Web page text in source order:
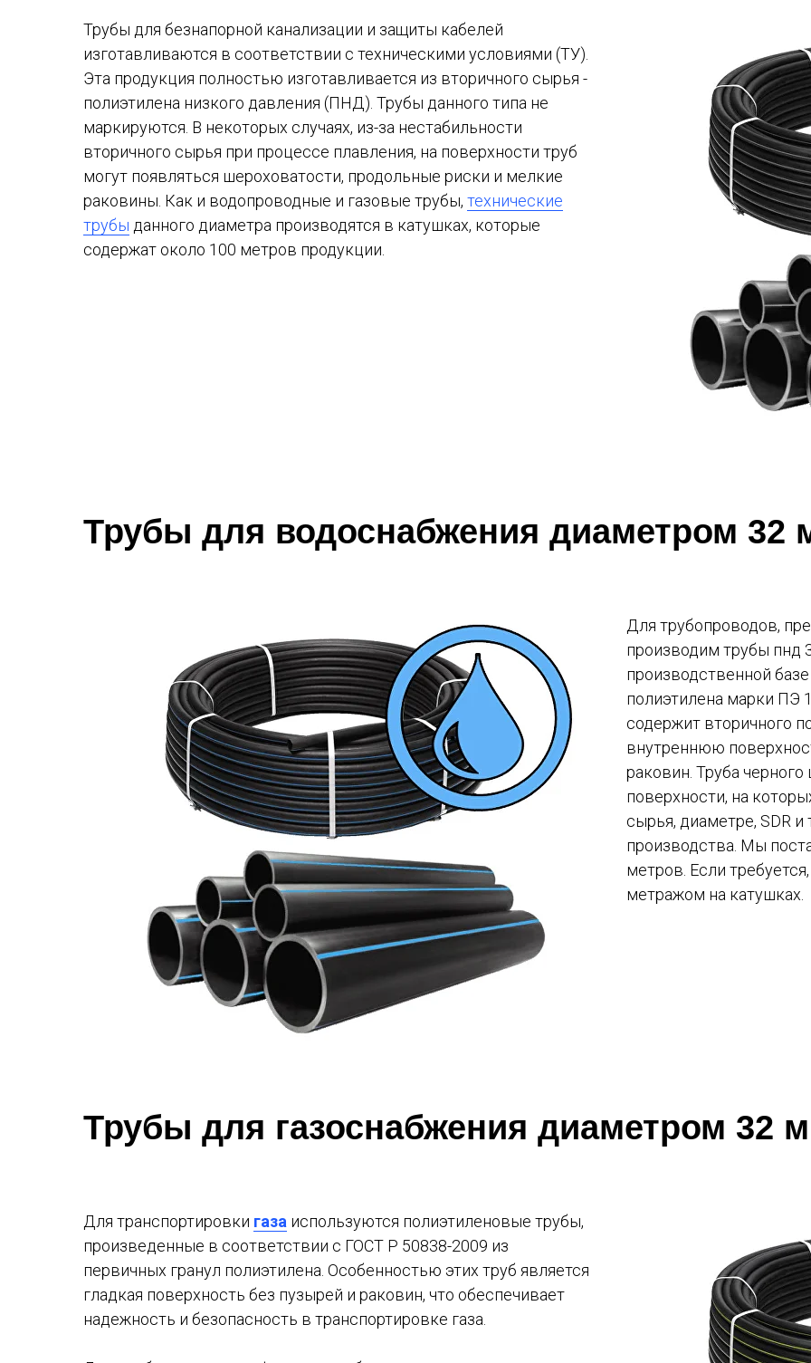
Трубы для безнапорной канализации и защиты кабелей
изготавливаются в соответствии с техническими условиями (ТУ).
Эта продукция полностью изготавливается из вторичного сырья -
полиэтилена низкого давления (ПНД). Трубы данного типа не
маркируются. В некоторых случаях, из-за нестабильности
вторичного сырья при процессе плавления, на поверхности труб
могут появляться шероховатости, продольные риски и мелкие
раковины. Как и водопроводные и газовые трубы, технические
трубы данного диаметра производятся в катушках, которые
содержат около 100 метров продукции.
Трубы для водоснабжения диаметром 32
Для трубопроводов,
производим трубы пнд
производственной
полиэтилена марки ПЭ
содержит вторичного
внутреннюю
раковин. Труба
поверхности, на
сырья, диаметре, SDR
производства. Мы
метров. Если
метражом на катушках.
Трубы для газоснабжения диаметром 32
Для транспортировки газа используются полиэтиленовые трубы,
произведенные в соответствии с ГОСТ Р 50838-2009 из
первичных гранул полиэтилена. Особенностью этих труб является
гладкая поверхность без пузырей и раковин, что обеспечивает
надежность и безопасность в транспортировке газа.